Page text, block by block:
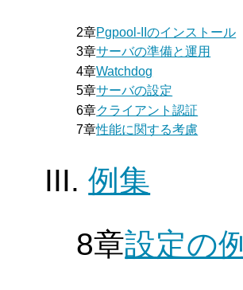
2章Pgpool-IIのインストール
3章サーバの準備と運用
4章Watchdog
5章サーバの設定
6章クライアント認証
7章性能に関する考慮
III.例集
8章設定の例